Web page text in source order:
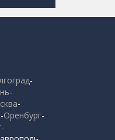
-
-
-
Оренбург-